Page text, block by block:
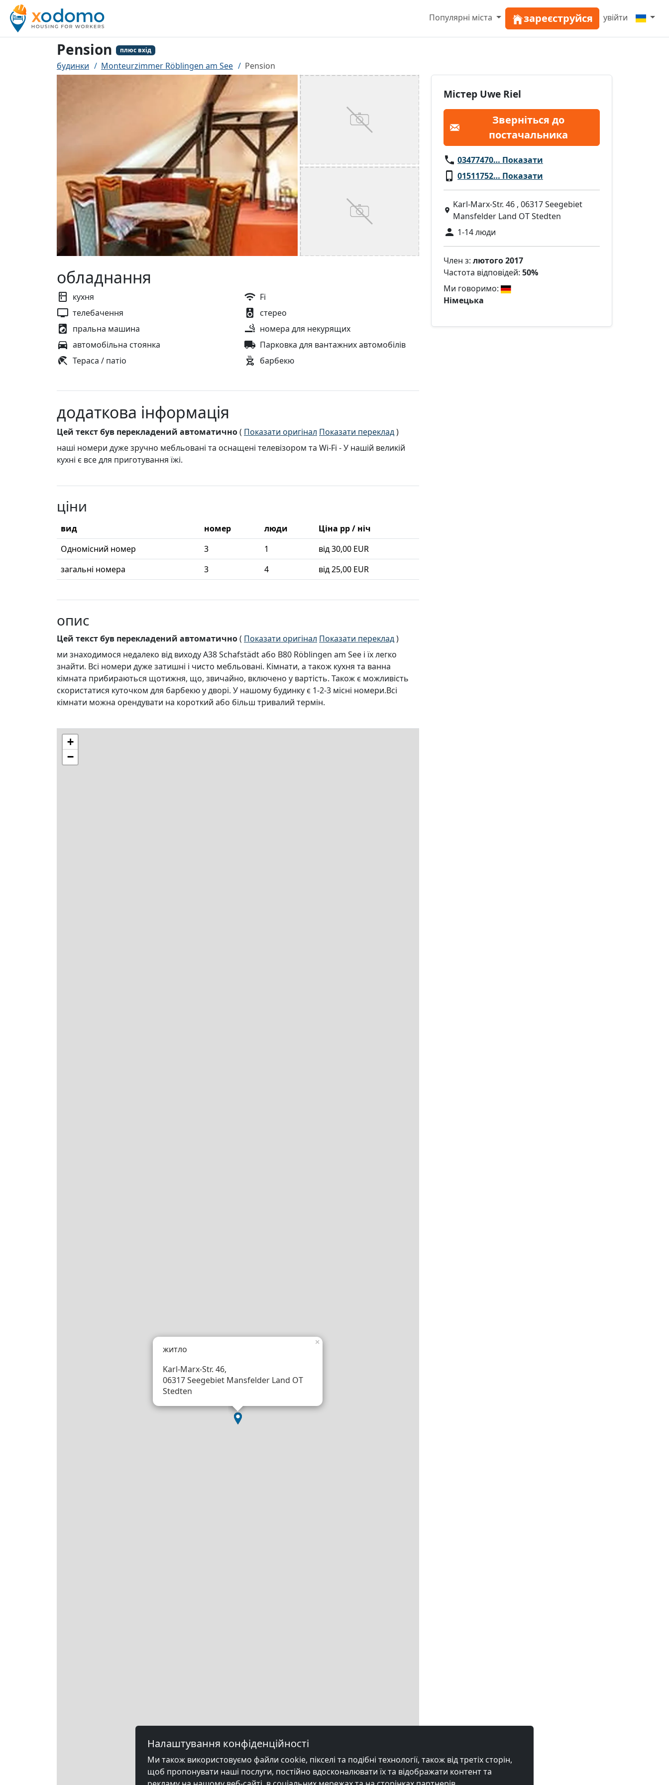
Популярні міста зареєструйся увійти
Pension плюс вхід
будинки Monteurzimmer Röblingen am See Pension
Містер Uwe Riel
Зверніться до
постачальника
03477470… Показати
01511752… Показати
Karl-Marx-Str. 46 , 06317 Seegebiet
Mansfelder Land OT Stedten
1-14 люди
Член з: лютого 2017
Частота відповідей: 50%
Ми говоримо:
Німецька
обладнання
кухня
Fi
телебачення
стерео
пральна машина
номера для некурящих
автомобільна стоянка
Парковка для вантажних автомобілів
Тераса / патіо
барбекю
додаткова інформація
Цей текст був перекладений автоматично( Показати оригінал Показати переклад)
наші номери дуже зручно мебльовані та оснащені телевізором та Wi-Fi - У нашій великій
кухні є все для приготування їжі.
ціни
вид номер люди
Ціна pp / ніч
Одномісний номер
3 1
від 30,00 EUR
загальні номера
3 4 від 25,00 EUR
опис
Цей текст був перекладений автоматично( Показати оригінал Показати переклад)
ми знаходимося недалеко від виходу A38 Schafstädt або B80 Röblingen am See і їх легко
знайти. Всі номери дуже затишні і чисто мебльовані. Кімнати, а також кухня та ванна
кімната прибираються щотижня, що, звичайно, включено у вартість. Також є можливість
скористатися куточком для барбекю у дворі. У нашому будинку є 1-2-3 місні номери.Всі
кімнати можна орендувати на короткий або більш тривалий термін.
житло
Karl-Marx-Str. 46,
06317 Seegebiet Mansfelder Land OT
Stedten
×
+
−
Налаштування конфіденційності
Ми також використовуємо файли cookie, пікселі та подібні технології, також від третіх сторін,
щоб пропонувати наші послуги, постійно вдосконалювати їх та відображати контент та